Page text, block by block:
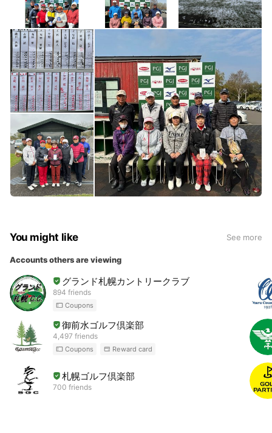
You might like See more
Accounts others are viewing
グランド札幌カントリークラブ
894 friends
Coupons
御前水ゴルフ倶楽部
4,497 friends
Coupons Reward card
札幌ゴルフ倶楽部
700 friends